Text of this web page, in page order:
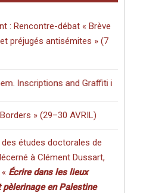
: Rencontre-débat « Brève
préjugés antisémites » (7
Inscriptions and Graffiti in a
» (29–30 AVRIL)
études doctorales de
à Clément Dussart,
Écrire dans les lieux
en Palestine